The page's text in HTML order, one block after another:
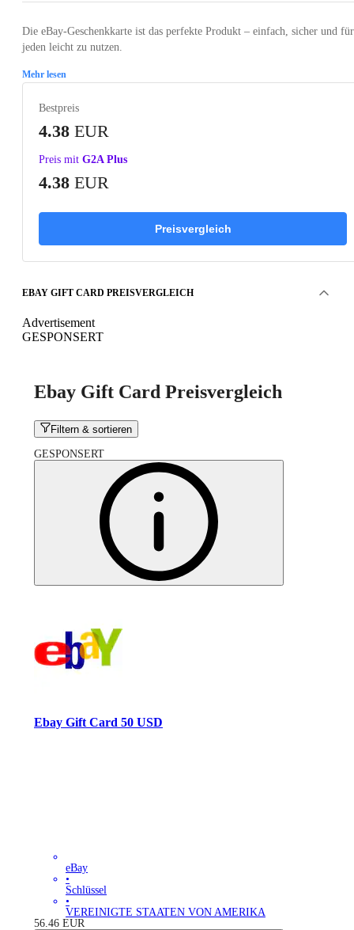
Die eBay-Geschenkkarte ist das perfekte Produkt – einfach, sicher und für
jeden leicht zu nutzen.
Mehr lesen
Bestpreis
4.38 EUR
Preis mit G2A Plus
4.38 EUR
Preisvergleich
EBAY GIFT CARD PREISVERGLEICH
Advertisement
GESPONSERT
Ebay Gift Card Preisvergleich
Filtern & sortieren
GESPONSERT
Ebay Gift Card 50 USD
eBay
•
Schlüssel
•
VEREINIGTE STAATEN VON AMERIKA
56.46 EUR